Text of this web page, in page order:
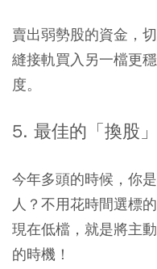
賣出弱勢股的資金，
縫接軌買入另一檔更
度。
5. 最佳的「換股
今年多頭的時候，你
人？不用花時間選標
現在低檔，就是將主
的時機！